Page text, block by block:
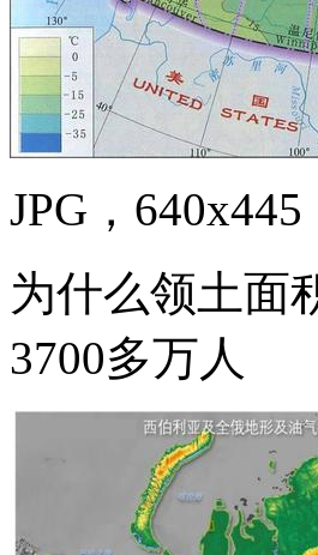
JPG，
为什么领土面
3700多万人